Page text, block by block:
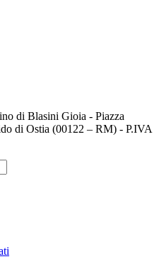
di Blasini Gioia - Piazza
di Ostia (00122 – RM) - P.IVA